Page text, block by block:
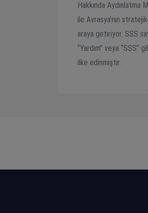
Hakkında Aydınlatma
ile Avrasya’nın
araya getiriyor. SSS
“Yardım” veya
ilke edinmiştir.